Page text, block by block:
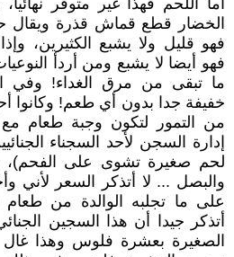
أما اللحم فهذا غير متوفر
الخضار قطع قماش قذرة ويقال
فهو قليل ولا يشبع الكثيرين،
فهو أيضا لا يشبع ومن أردأ
ما تبقى من مرق الغداء!
خفيفة جدا بدون أي طعم! وكانوا
من التمور لتكون وجبة طعام
إدارة السجن لأحد السجناء
لحم صغيرة تشوى على الفحم)،
والبصل ... لا أتذكر السعر لأني
على ما تجلبه الوالدة من طعام
أتذكر جيدا أن هذا السجين
الصغيرة بعشرة فلوس وهذا غال